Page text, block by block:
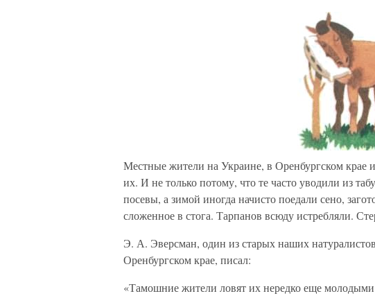
Местные жители на Украине, в Оренбургском крае
их. И не только потому, что те часто уводили из
посевы, а зимой иногда начисто поедали сено,
сложенное в стога. Тарпанов всюду истребляли.
Э. А. Эверсман, один из старых наших
Оренбургском крае, писал:
«Тамошние жители ловят их нередко еще